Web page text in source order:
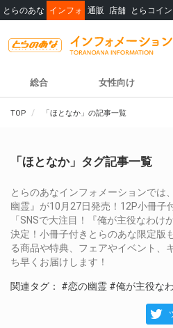
とらのあな インフォ 通販 店舗 とらコイン
総合 女性向け
TOP 「ほとなか」の記事一覧
「ほとなか」タグ記事一覧
とらのあなインフォメーションでは
幽霊』が10月27日発売！12P小冊子
「SNSで大注目！『俺が主役なわ
決定！小冊子付きとらのあな限定版
る商品や特典、フェアやイベント、
ち早くお届けします！
関連タグ： #恋の幽霊 #俺が主役な